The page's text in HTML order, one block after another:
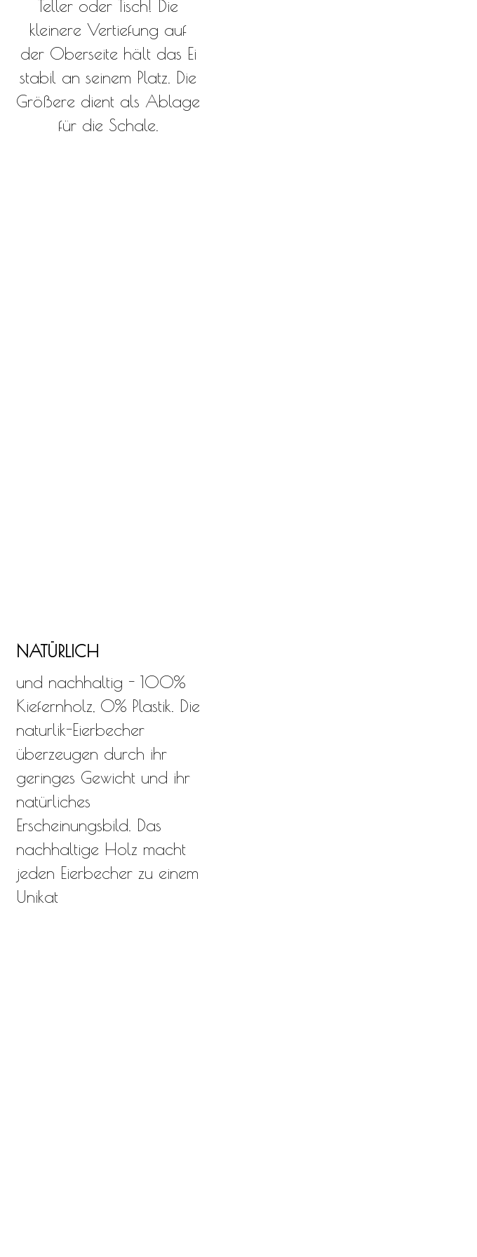
Teller oder Tisch! Die
kleinere Vertiefung auf
der Oberseite hält das Ei
stabil an seinem Platz. Die
Größere dient als Ablage
für die Schale.
NATÜRLICH
und nachhaltig - 100%
Kiefernholz, 0% Plastik. Die
naturlik-Eierbecher
überzeugen durch ihr
geringes Gewicht und ihr
natürliches
Erscheinungsbild. Das
nachhaltige Holz macht
jeden Eierbecher zu einem
Unikat